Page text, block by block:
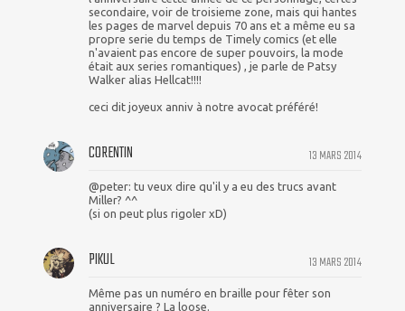
secondaire, voir de troisieme zone, mais qui hantes
les pages de marvel depuis 70 ans et a même eu sa
propre serie du temps de Timely comics (et elle
n'avaient pas encore de super pouvoirs, la mode
était aux series romantiques) , je parle de Patsy
Walker alias Hellcat!!!!
ceci dit joyeux anniv à notre avocat préféré!
13 MARS 2014
CORENTIN
@peter: tu veux dire qu'il y a eu des trucs avant
Miller? ^^
(si on peut plus rigoler xD)
13 MARS 2014
PIKUL
Même pas un numéro en braille pour fêter son
anniversaire ? La loose.